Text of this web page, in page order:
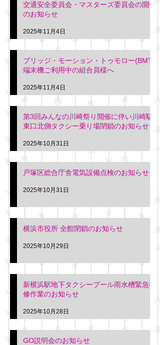
交通安全委員会・マスターズ委員会の開催
のお知らせ
2025年11月4日
ブリッジ・モーション・トゥモロー(BMT)
端末機ご利用中の組合員様へ
2025年11月4日
第3回みんなの川崎祭り開催に伴い川崎駅
東口北側タクシー乗り場閉鎖のお知らせ
2025年10月31日
戸塚区総合庁舎電気設備点検のお知らせ
2025年10月31日
横浜市役所 全館閉鎖のお知らせ
2025年10月29日
新横浜駅地下タクシープール雨水槽緊急補
修作業のお知らせ
2025年10月28日
GO説明会のお知らせ